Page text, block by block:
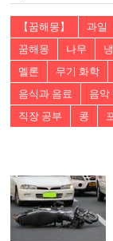
【꿈해몽】 과일
꿈해몽
나무
멜론
무기 화학
음식과 음료
음악
직장 공부
콩